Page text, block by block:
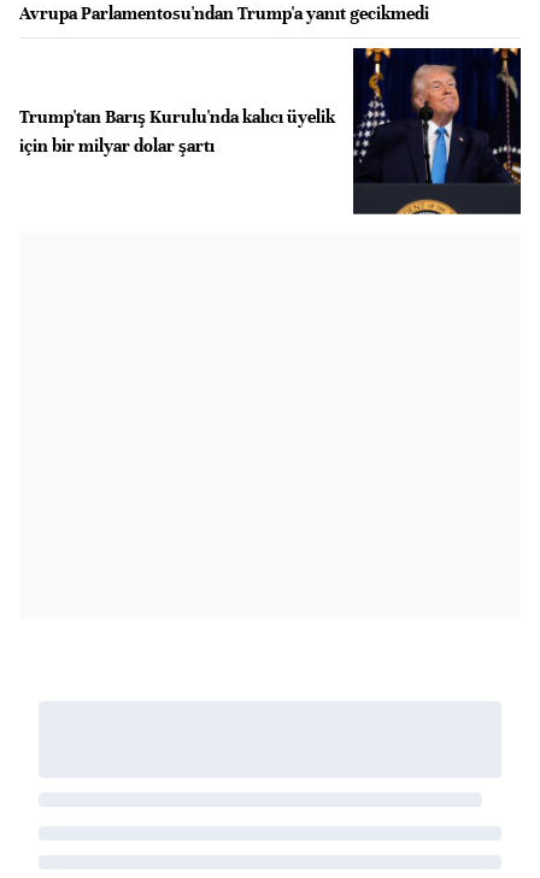
Avrupa Parlamentosu'ndan Trump'a yanıt gecikmedi
Trump'tan Barış Kurulu'nda kalıcı üyelik
için bir milyar dolar şartı